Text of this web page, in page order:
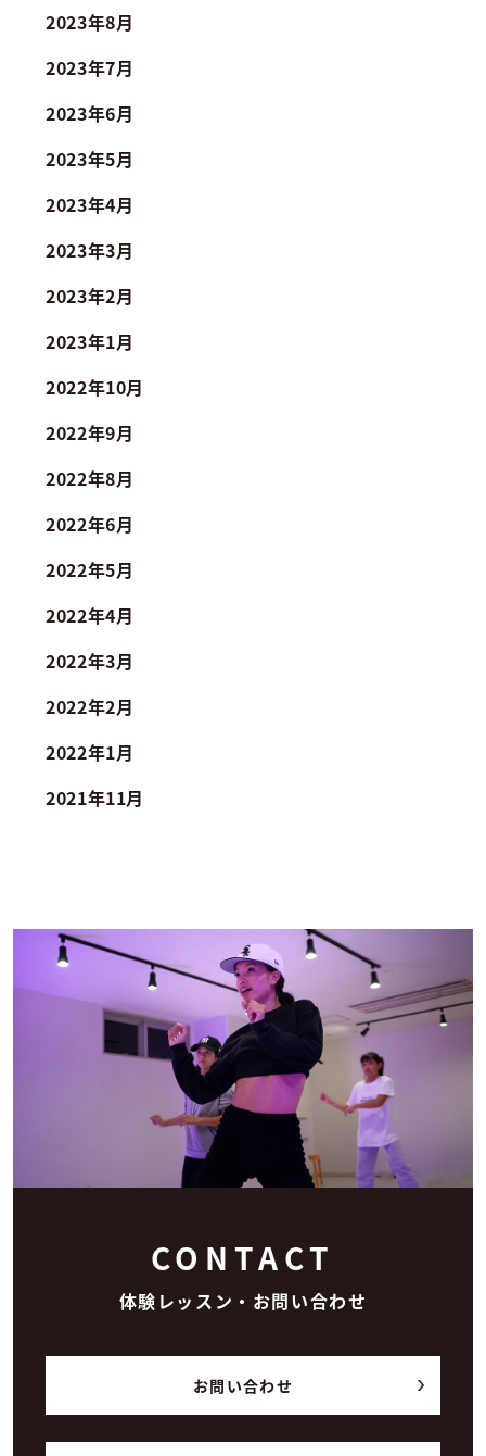
2023年8月
2023年7月
2023年6月
2023年5月
2023年4月
2023年3月
2023年2月
2023年1月
2022年10月
2022年9月
2022年8月
2022年6月
2022年5月
2022年4月
2022年3月
2022年2月
2022年1月
2021年11月
CONTACT
体験レッスン・お問い合わせ
お問い合わせ